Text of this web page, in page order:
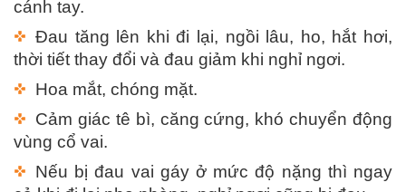
cánh tay.
Đau tăng lên khi đi lại, ngồi lâu, ho, hắt hơi,
thời tiết thay đổi và đau giảm khi nghỉ ngơi.
Hoa mắt, chóng mặt.
Cảm giác tê bì, căng cứng, khó chuyển động
vùng cổ vai.
Nếu bị đau vai gáy ở mức độ nặng thì ngay